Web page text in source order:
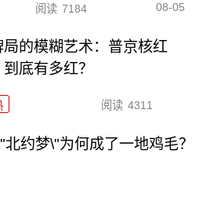
阅读 7184 08-05
局的模糊艺术：普京核红
底有多红？
阅读 4311
约梦\"为何成了一地鸡毛？